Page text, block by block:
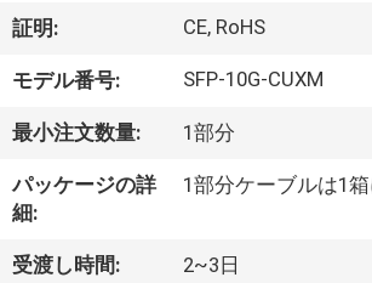
ト
私
に
つ
証明: CE, RoHS
モデル番号: SFP-10G-CUXM
最小注文数量: 1部分
パッケージの詳
細:
1部分ケーブルは1箱
受渡し時間: 2~3日